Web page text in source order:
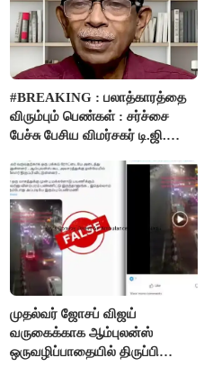
#BREAKING : பலாத்காரத்தை
விரும்பும் பெண்கள் : சர்ச்சை
பேச்சு பேசிய விமர்சகர் டி.ஜி.
முதல்வர் ஜோசப் விஜய்
வருகைக்காக ஆம்புலன்ஸ்
ஒருவழிப்பாதையில் திருப்பி